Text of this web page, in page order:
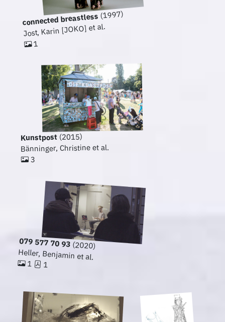
connected breastless(1997)
Jost, Karin [JOKO] et al.
1
Kunstpost(2015)
Bänninger, Christine et al.
3
079 577 70 93(2020)
Heller, Benjamin et al.
1 1